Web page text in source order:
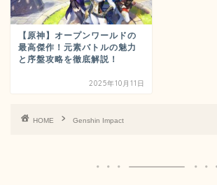
【原神】オープンワールドの
最高傑作！元素バトルの魅力
と序盤攻略を徹底解説！
2025年10月11日
HOME Genshin Impact